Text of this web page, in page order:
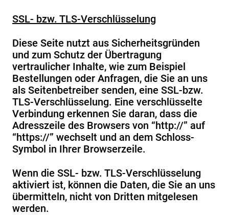
SSL- bzw. TLS-Verschlüsselung
Diese Seite nutzt aus Sicherheitsgründen
und zum Schutz der Übertragung
vertraulicher Inhalte, wie zum Beispiel
Bestellungen oder Anfragen, die Sie an uns
als Seitenbetreiber senden, eine SSL-bzw.
TLS-Verschlüsselung. Eine verschlüsselte
Verbindung erkennen Sie daran, dass die
Adresszeile des Browsers von “http://” auf
“https://” wechselt und an dem Schloss-
Symbol in Ihrer Browserzeile.
Wenn die SSL- bzw. TLS-Verschlüsselung
aktiviert ist, können die Daten, die Sie an uns
übermitteln, nicht von Dritten mitgelesen
werden.